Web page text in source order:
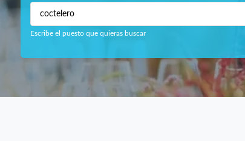
Escribe el puesto que quieras buscar